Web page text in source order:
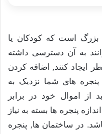
بزرگ است که کودکان یا
به آن دسترسی داشته
ایجاد کنند, اضافه کردن
های شما نزدیک به
از اموال خود در برابر
پنجره ها بسته به نیاز
در ساختمان ها, پنجره